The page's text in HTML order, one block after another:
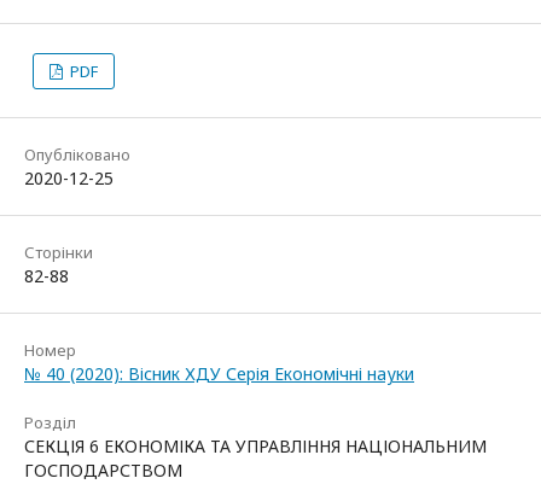
PDF
Опубліковано
2020-12-25
Сторінки
82-88
Номер
№ 40 (2020): Вісник ХДУ Серія Економічні науки
Розділ
СЕКЦІЯ 6 ЕКОНОМІКА ТА УПРАВЛІННЯ НАЦІОНАЛЬНИМ
ГОСПОДАРСТВОМ